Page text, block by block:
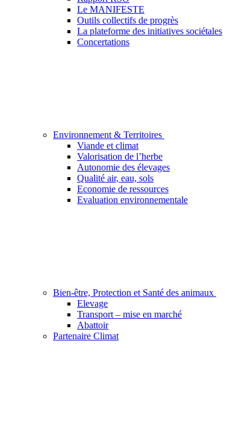
Le MANIFESTE
Outils collectifs de progrès
La plateforme des initiatives sociétales
Concertations
Environnement & Territoires
Viande et climat
Valorisation de l’herbe
Autonomie des élevages
Qualité air, eau, sols
Economie de ressources
Evaluation environnementale
Bien-être, Protection et Santé des animaux
Elevage
Transport – mise en marché
Abattoir
Partenaire Climat